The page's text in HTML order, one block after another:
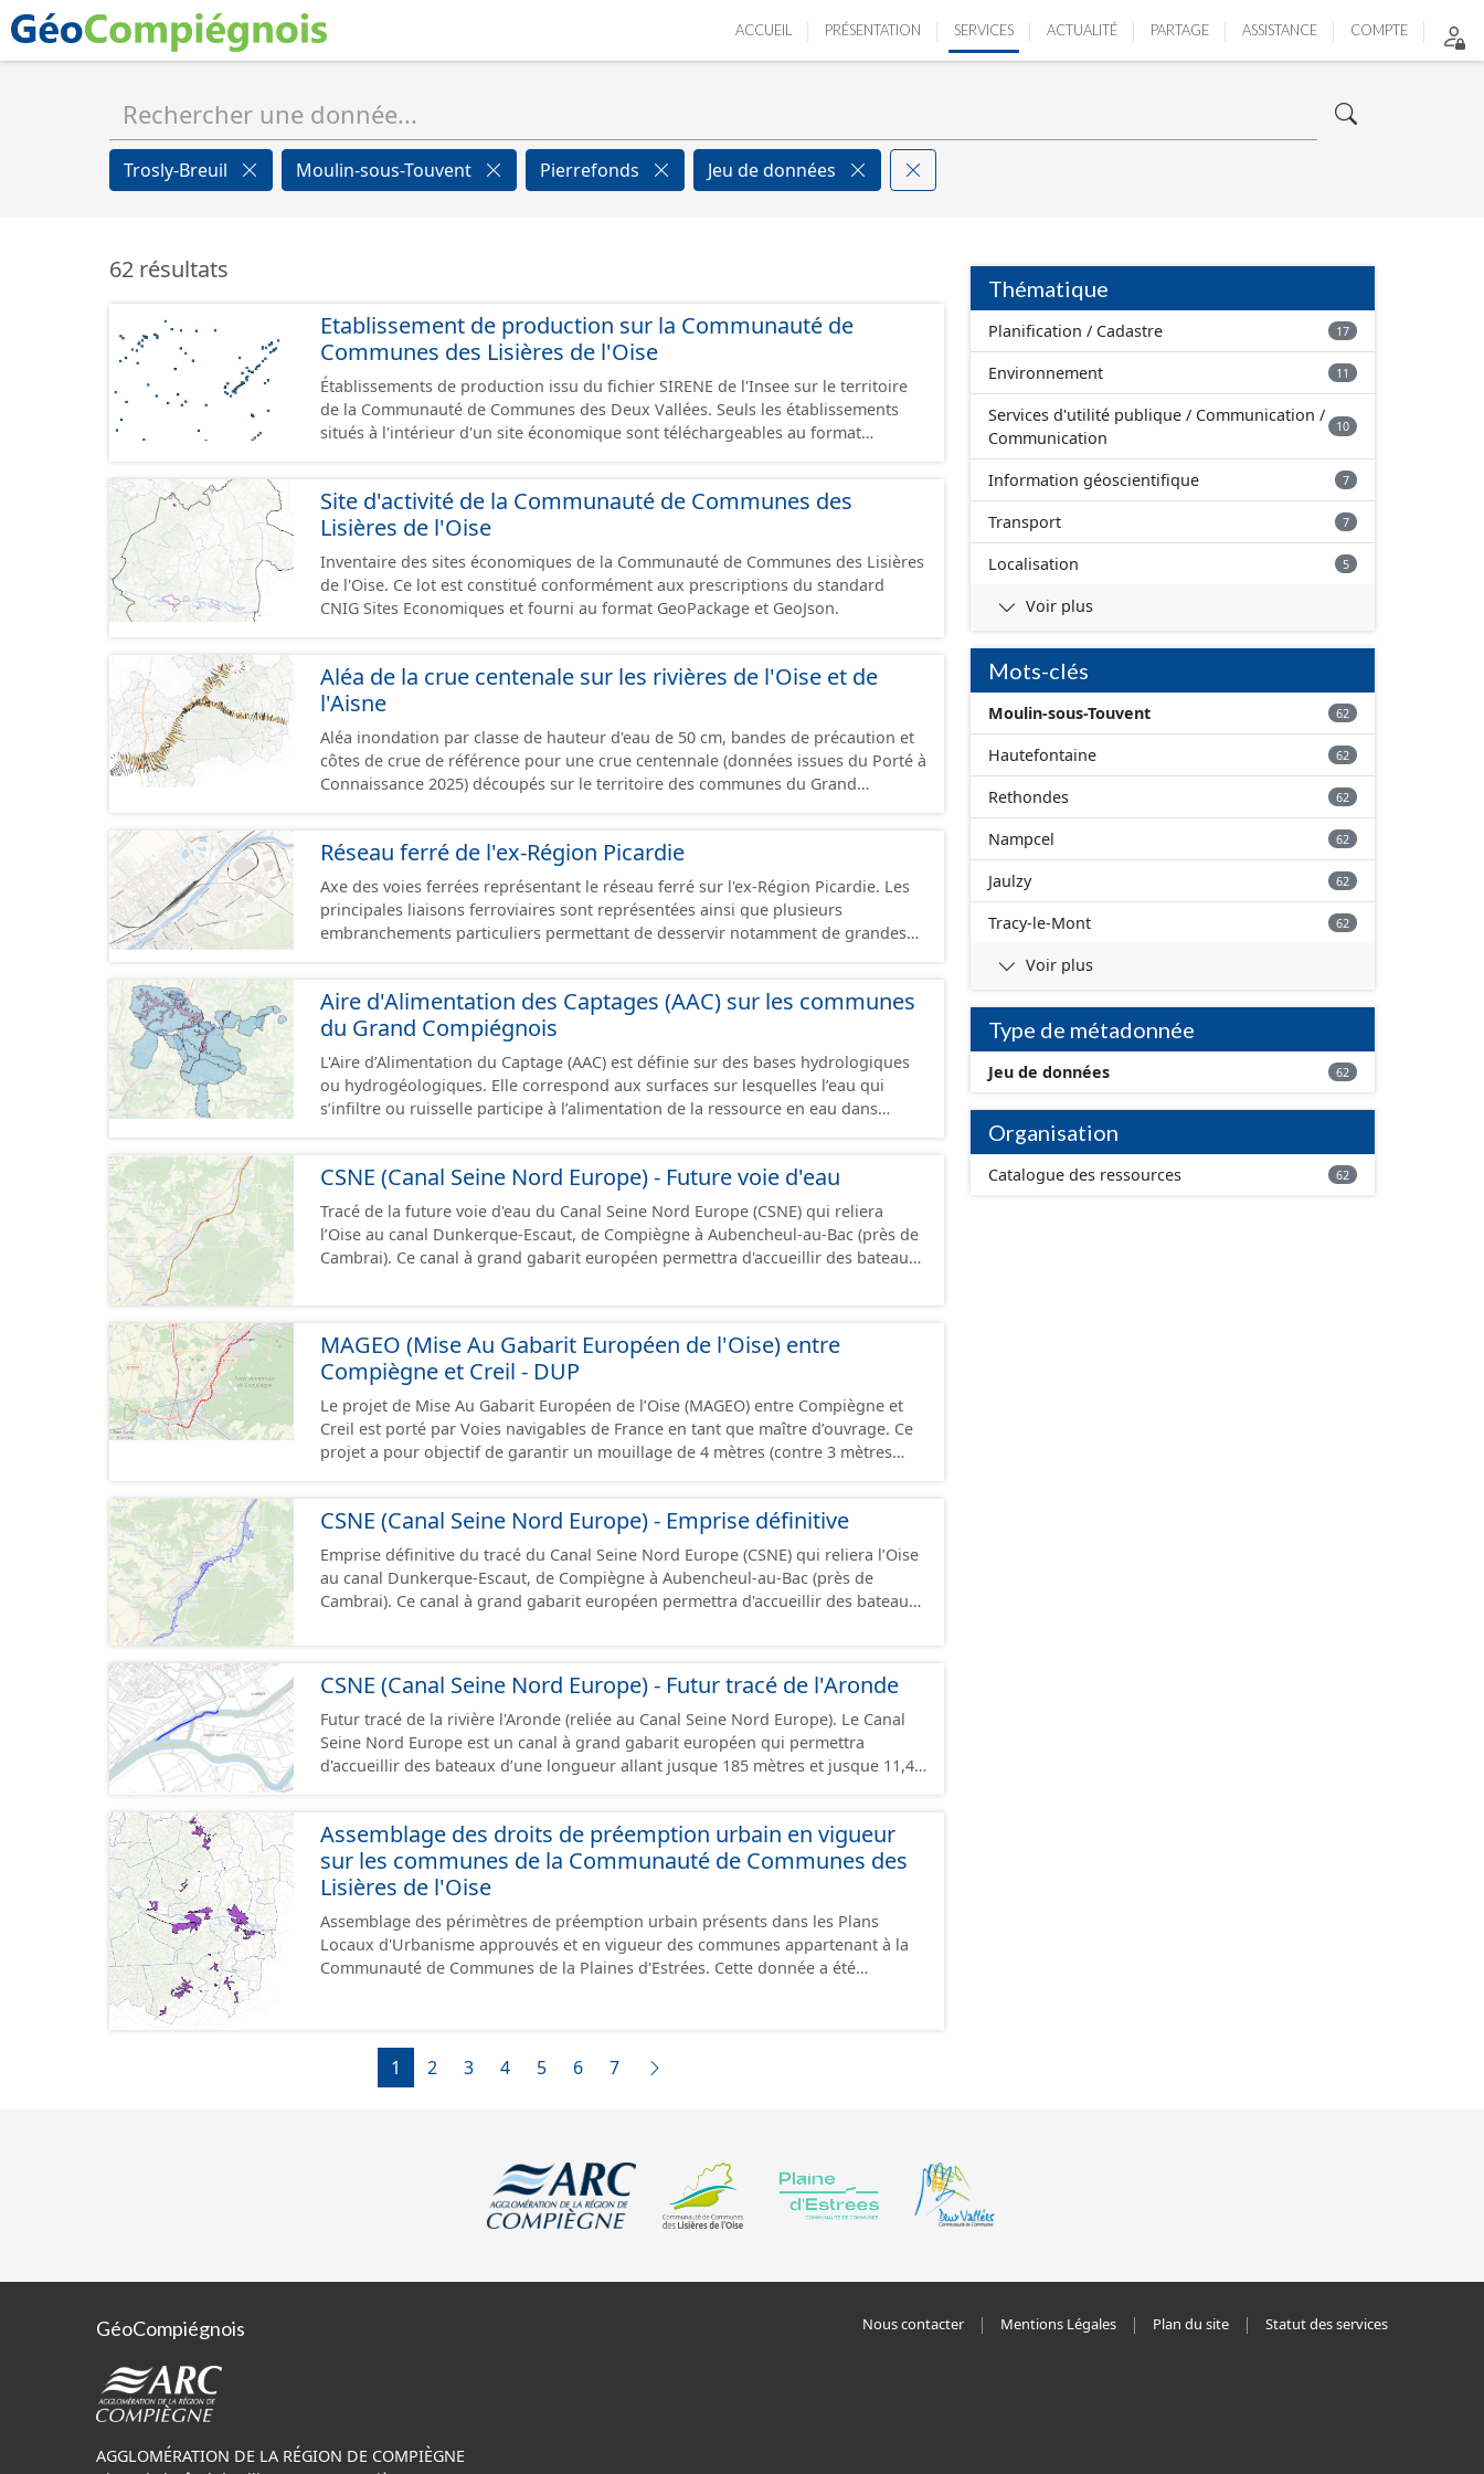
ACCUEIL PRÉSENTATION SERVICES ACTUALITÉ PARTAGE ASSISTANCE COMPTE
Trosly-Breuil Moulin-sous-Touvent Pierrefonds Jeu de données
62 résultats
Etablissement de production sur la Communauté de
Communes des Lisières de l'Oise
Établissements de production issu du fichier SIRENE de l'Insee sur le territoire
de la Communauté de Communes des Deux Vallées. Seuls les établissements
situés à l'intérieur d'un site économique sont téléchargeables au format
terrains à vocation économique à ce jour. Il est filtré au-delà des prescriptions
du CNIG se limitant aux SCI.
Site d'activité de la Communauté de Communes des
Lisières de l'Oise
Inventaire des sites économiques de la Communauté de Communes des Lisières
de l'Oise. Ce lot est constitué conformément aux prescriptions du standard
CNIG Sites Economiques et fourni au format GeoPackage et GeoJson.
Aléa de la crue centenale sur les rivières de l'Oise et de
l'Aisne
Aléa inondation par classe de hauteur d'eau de 50 cm, bandes de précaution et
côtes de crue de référence pour une crue centennale (données issues du Porté à
Connaissance 2025) découpés sur le territoire des communes du Grand
Réseau ferré de l'ex-Région Picardie
Axe des voies ferrées représentant le réseau ferré sur l'ex-Région Picardie. Les
principales liaisons ferroviaires sont représentées ainsi que plusieurs
embranchements particuliers permettant de desservir notamment de grandes
Aire d'Alimentation des Captages (AAC) sur les communes
du Grand Compiégnois
L'Aire d’Alimentation du Captage (AAC) est définie sur des bases hydrologiques
ou hydrogéologiques. Elle correspond aux surfaces sur lesquelles l’eau qui
s’infiltre ou ruisselle participe à l’alimentation de la ressource en eau dans
situé en amont de la ou des prises d’eau éventuellement complété par la surface
concernée par l'apport d'eau souterraine externe à ce bassin versant (ex: nappe
de socle ou nappe d'accompagnement des cours d'eau), - pour un ouvrage de
prélèvement destiné à l'eau potable en eau souterraine : au bassin
d’alimentation du ou des points d'eau (lieu des points de la surface du sol qui
synonymes. Ce jeu de données correspond aux périmètres administratifs des
AAC et aux périmètres des sous-secteurs des aires de Baugy et des Hospices.
CSNE (Canal Seine Nord Europe) - Future voie d'eau
Tracé de la future voie d'eau du Canal Seine Nord Europe (CSNE) qui reliera
l’Oise au canal Dunkerque-Escaut, de Compiègne à Aubencheul-au-Bac (près de
Cambrai). Ce canal à grand gabarit européen permettra d'accueillir des bateaux
MAGEO (Mise Au Gabarit Européen de l'Oise) entre
Compiègne et Creil - DUP
Le projet de Mise Au Gabarit Européen de l’Oise (MAGEO) entre Compiègne et
Creil est porté par Voies navigables de France en tant que maître d’ouvrage. Ce
projet a pour objectif de garantir un mouillage de 4 mètres (contre 3 mètres
situe au débouché sud du canal Seine-Nord Europe, maillon central de la liaison
fluviale Seine-Escaut. Il s’étend sur 42 kilomètres de linéaire, depuis le pont
SNCF de Compiègne jusqu’à l’écluse de Creil, et traverse 22 communes dans le
département de l’Oise. Cette ressource contient le périmètre de la déclaration
d'utilité publique (DUP).
CSNE (Canal Seine Nord Europe) - Emprise définitive
Emprise définitive du tracé du Canal Seine Nord Europe (CSNE) qui reliera l’Oise
au canal Dunkerque-Escaut, de Compiègne à Aubencheul-au-Bac (près de
Cambrai). Ce canal à grand gabarit européen permettra d'accueillir des bateaux
CSNE (Canal Seine Nord Europe) - Futur tracé de l'Aronde
Futur tracé de la rivière l'Aronde (reliée au Canal Seine Nord Europe). Le Canal
Seine Nord Europe est un canal à grand gabarit européen qui permettra
d'accueillir des bateaux d’une longueur allant jusque 185 mètres et jusque 11,40
Compiègne à Aubencheul-au-Bac (près de Cambrai).
Assemblage des droits de préemption urbain en vigueur
sur les communes de la Communauté de Communes des
Lisières de l'Oise
Assemblage des périmètres de préemption urbain présents dans les Plans
Locaux d'Urbanisme approuvés et en vigueur des communes appartenant à la
Communauté de Communes de la Plaines d'Estrées. Cette donnée a été
1 2 3 4 5 6 7
Thématique
Planification / Cadastre 17
Environnement 11
Services d'utilité publique / Communication /
Communication
10
Information géoscientifique 7
Transport 7
Localisation 5
Voir plus
Mots-clés
Moulin-sous-Touvent 62
Hautefontaine 62
Rethondes 62
Nampcel 62
Jaulzy 62
Tracy-le-Mont 62
Voir plus
Type de métadonnée
Jeu de données 62
Organisation
Catalogue des ressources 62
GéoCompiégnois
AGGLOMÉRATION DE LA RÉGION DE COMPIÈGNE
Nous contacter Mentions Légales Plan du site Statut des services